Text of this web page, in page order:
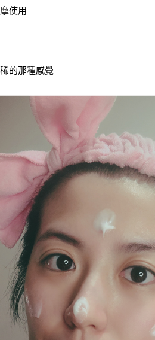
使用
的那種感覺